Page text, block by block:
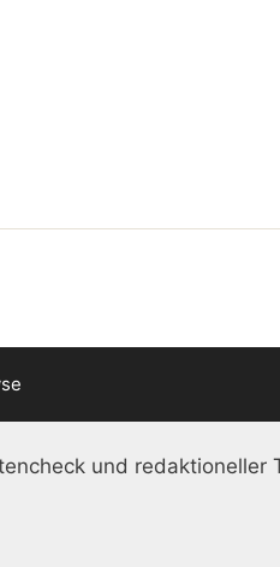
und redaktioneller